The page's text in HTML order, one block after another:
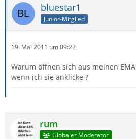
bluestar1
Junior-Mitglied
19. Mai 2011 um 09:22
Warum öffnen sich aus meinen
wenn ich sie anklicke ?
rum
Globaler Moderator